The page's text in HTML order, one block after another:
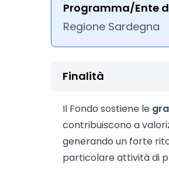
Programma/Ente
Regione Sardegna
Finalità
Il Fondo sostiene le
contribuiscono a
generando un forte
particolare attività di